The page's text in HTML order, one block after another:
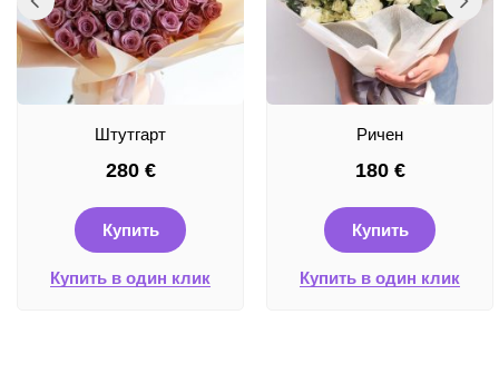
Штутгарт
280 €
Купить
Купить в один клик
Ричен
180 €
Купить
Купить в один клик